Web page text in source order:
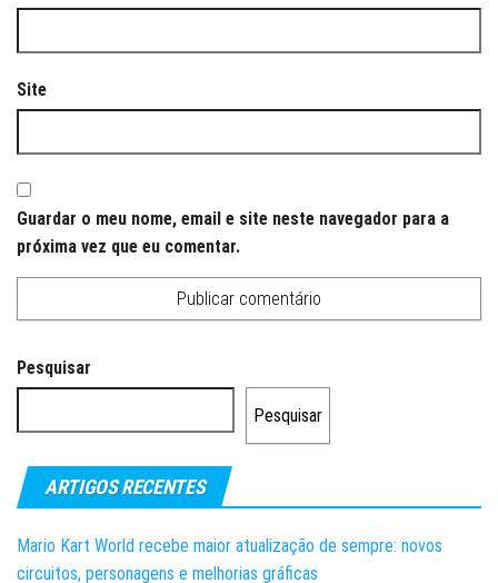
Site
Guardar o meu nome, email e site neste navegador para a
próxima vez que eu comentar.
Pesquisar
Pesquisar
ARTIGOS RECENTES
Mario Kart World recebe maior atualização de sempre: novos
circuitos, personagens e melhorias gráficas